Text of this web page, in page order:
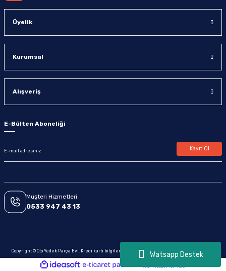
Watsapp Destek
Üyelik
Kurumsal
Alışveriş
E-Bülten Aboneliği
Kayıt Ol
Müşteri Hizmetleri
0533 947 43 13
Copyright © Oto Yedek Parça Evi. Kredi kartı bilgileriniz 256bit SSL sertifikası ile korunmaktadır.
ideasoft